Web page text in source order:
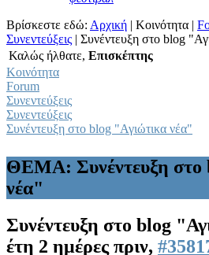
Βρίσκεστε εδώ: Αρχική | Κοινότητα |
Συνεντεύξεις | Συνέντευξη στο blog
Καλώς ήλθατε, Επισκέπτης
Κοινότητα
Forum
Συνεντεύξεις
Συνεντεύξεις
Συνέντευξη στο blog "Αγιώτικα νέα"
ΘΕΜΑ: Συνέντευξη στο
νέα"
Συνέντευξη στο blog
έτη 2 ημέρες πριν,